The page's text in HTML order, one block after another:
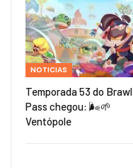
NOTICIAS
Temporada 53 do Brawl
Pass chegou: 🌬️🌱
Ventópole